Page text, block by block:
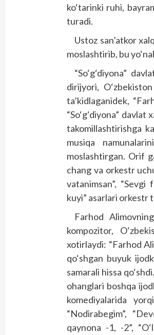
ko‘tarinki ruhi,
turadi.
Ustoz san’atkor
moslashtirib, bu
“So‘g‘diyona”
dirijyori,
ta’kidlaganidek,
“So‘g‘diyona”
takomillashtirishga
musiqa
moslashtirgan. Orif
chang va orkestr
vatanimsan”, “Sevgi
kuyi” asarlari orkestr
Farhod
kompozitor,
xotirlaydi: “Farhod
qo‘shgan buyuk
samarali hissa
ohanglari boshqa
komediyalarida
“Nodirabegim”,
qaynona -1, -2”,